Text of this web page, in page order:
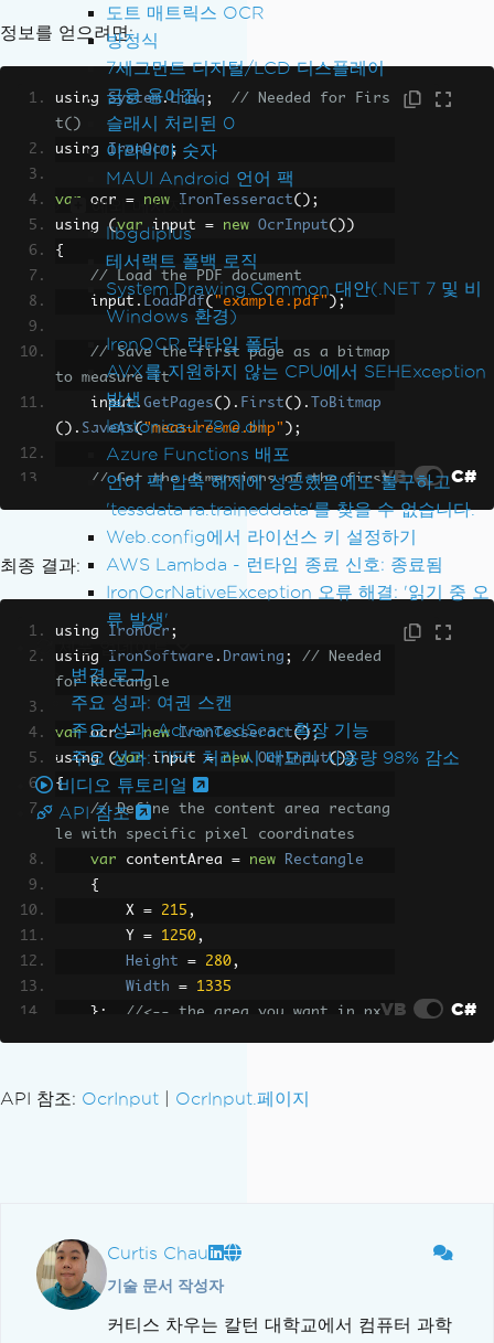
도트 매트릭스 OCR
방정식
7세그먼트 디지털/LCD 디스플레이
금융 용어집
슬래시 처리된 0
아라비아 숫자
MAUI Android 언어 팩
예외 메시지
libgdiplus
테서랙트 폴백 로직
System.Drawing.Common 대안(.NET 7 및 비
Windows 환경)
IronOCR 런타임 폴더
AVX를 지원하지 않는 CPU에서 SEHException
발생
leptonica-1.78.0.dll
Azure Functions 배포
언어 팩 압축 해제에 성공했음에도 불구하고
'tessdata ra.traineddata'를 찾을 수 없습니다.
Web.config에서 라이선스 키 설정하기
AWS Lambda - 런타임 종료 신호: 종료됨
IronOcrNativeException 오류 해결: '읽기 중 오
류 발생'
제품 업데이트
변경 로그
주요 성과: 여권 스캔
주요 성과: AdvancedScan 확장 기능
주요 성과: TIFF 처리 시 메모리 사용량 98% 감소
비디오 튜토리얼
API 참조
정보를 얻으려면:
using System.Linq ;
// Needed for Firs
t()
using IronOcr ;
var ocr = new IronTesseract();
using (var input = new OcrInput())
{
// Load the PDF document
    input
. LoadPdf( "example.pdf" );
// Save the first page as a bitmap
to measure it
    input
. GetPages(). First().
ToBitmap
(). SaveAs("measure-me.bmp" );
// Get the dimensions of the first
var width = input .GetPages ().
First
().
Width ;
// Optionally, output the dimensio
ns to understand the scale
Console .WriteLine
px, Height: {height}px");
}
VB C#
최종 결과:
using IronOcr ;
using IronSoftware . Drawing ;
// Needed
for Rectangle
var ocr = new IronTesseract();
using (var input = new OcrInput())
{
// Define the content area rectang
le with specific pixel coordinates
var contentArea = new
Rectangle
{
        X
= 215 ,
        Y
= 1250,
Height
= 280,
Width
=
1335
};
//<-- the area you want in px
of the PDF
ocr.
// Optionally, print the OCR resul
VB C#
API 참조: OcrInput OcrInput.페이지
Curtis Chau
기술 문서 작성자
커티스 차우는 칼턴 대학교에서 컴퓨터 과학